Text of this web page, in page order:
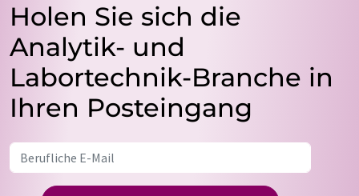
Holen Sie sich die
Analytik- und
Labortechnik-Branche in
Ihren Posteingang